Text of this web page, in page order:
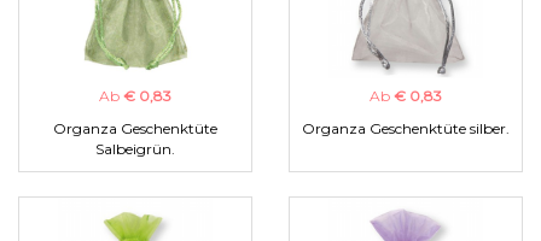
Ab € 0,83
Organza Geschenktüte
Salbeigrün.
Ab € 0,83
Organza Geschenktüte silber.